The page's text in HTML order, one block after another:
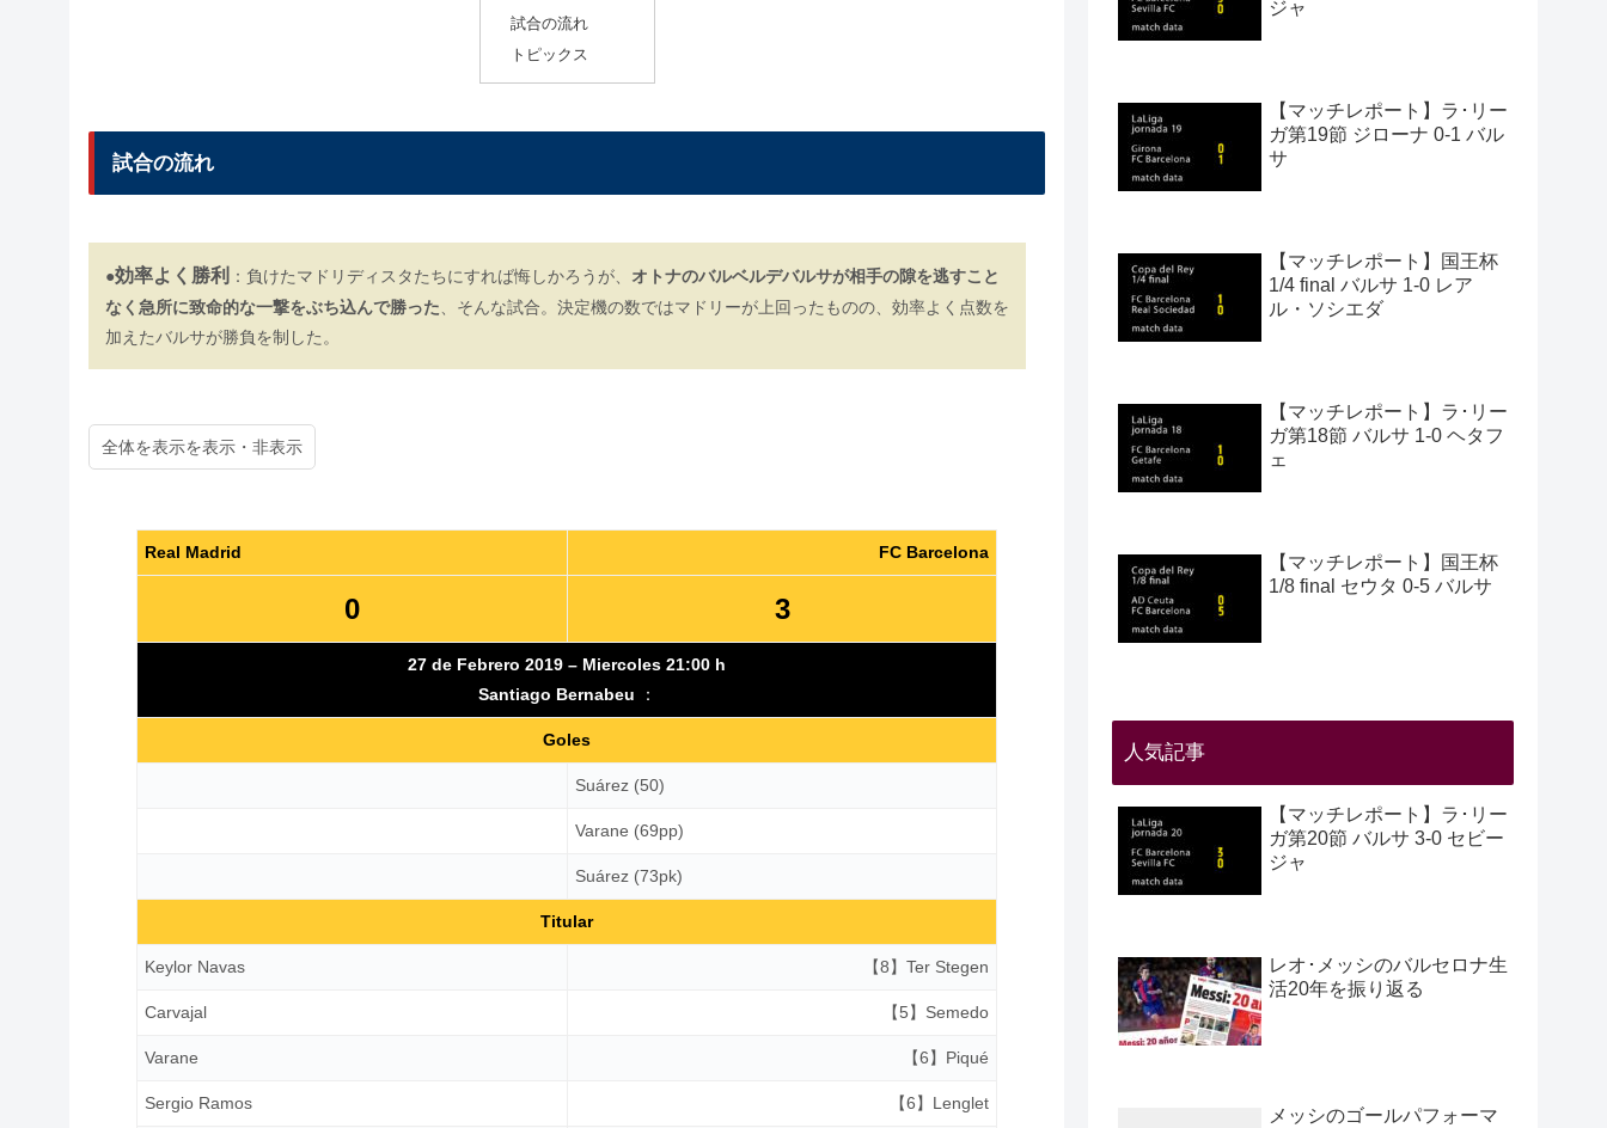
試合の流れ
トピックス
試合の流れ
●効率よく勝利 ：負けたマドリディスタたちにすれば悔しかろうが、 オトナのバルベルデバルサが相手の隙を逃すこと
なく急所に致命的な一撃をぶち込んで勝った 、そんな試合。決定機の数ではマドリーが上回ったものの、効率よく点数を
加えたバルサが勝負を制した。
全体を表示
決まらないビニシウス
Real Madrid FC Barcelona
0 3
27 de Febrero 2019 – Miercoles 21:00 h
Santiago Bernabeu
：
Goles
Suárez (50)
Varane (69pp)
Suárez (73pk)
Titular
Keylor Navas 【8】Ter Stegen
Carvajal 【5】Semedo
Varane 【6】Piqué
Sergio Ramos 【6】Lenglet
ジャ
【マッチレポート】ラ･リー
ガ第19節 ジローナ 0-1 バル
サ
【マッチレポート】国王杯
1/4 final バルサ 1-0 レア
ル・ソシエダ
【マッチレポート】ラ･リー
ガ第18節 バルサ 1-0 ヘタフ
ェ
【マッチレポート】国王杯
1/8 final セウタ 0-5 バルサ
人気記事
【マッチレポート】ラ･リー
ガ第20節 バルサ 3-0 セビー
ジャ
レオ･メッシのバルセロナ生
活20年を振り返る
メッシのゴールパフォーマ